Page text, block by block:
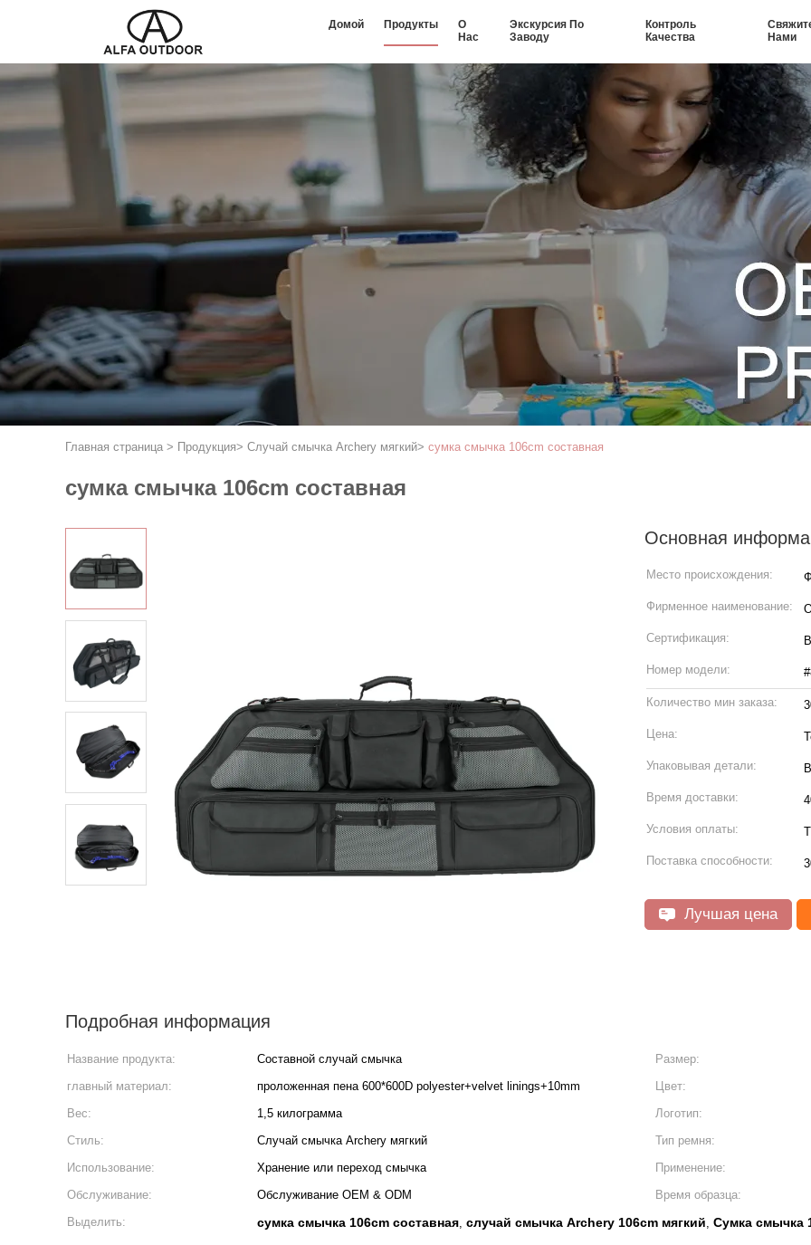
Домой Продукты
О
Нас
Экскурсия По
Заводу
Контроль
Качества
Нами
Главная страница > Продукция> Случай смычка Archery мягкий> сумка смычка 106cm составная
сумка смычка 106cm составная
Основная
Место происхождения:
Фирменное наименование:
Сертификация:
Номер модели:
Количество мин заказа:
Цена:
Упаковывая детали:
Время доставки:
Условия оплаты:
Поставка способности:
Лучшая цена
Подробная информация
Название продукта: Составной случай смычка
Размер:
главный материал:
проложенная пена 600*600D polyester+velvet linings+10mm
Цвет:
Вес:
1,5 килограмма
Логотип:
Стиль:
Случай смычка Archery мягкий
Тип ремня:
Использование:
Хранение или переход смычка
Применение:
Обслуживание:
Обслуживание OEM & ODM
Время образца:
Выделить:
сумка смычка 106cm составная, случай смычка Archery 106cm мягкий, Сумка смычка